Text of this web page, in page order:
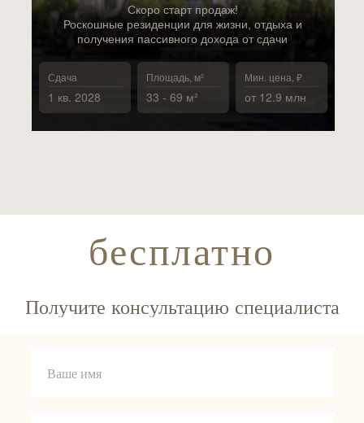
от 12.9 млн
Мин. цена, ₽
33 - 69 м²
Площадь, м²
1 кв. 2028
Сдача
Скоро старт продаж!
Роскошные резиденции для жизни, отдыха и
получения пассивного дохода от сдачи
бесплатно
Получите консультацию специалиста